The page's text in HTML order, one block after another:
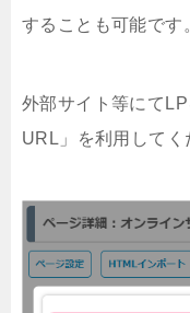
することも可能です
外部サイト等にて
URL」を利用してく